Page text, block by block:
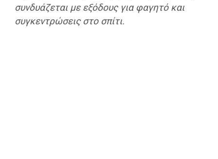
συνδυάζεται με εξόδους για φαγητό και
συγκεντρώσεις στο σπίτι.